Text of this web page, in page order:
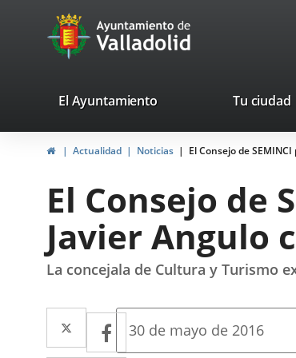
Portal
Web
Ayuntamiento
de
valladolid.es
El Ayuntamiento Tu ciudad
InicioActualidad Noticias El Consejo de
El Consejo de
Javier Angulo
La concejala de Cultura y Turismo
Twitter
Enlace
a
Facebook
Enlace
Fecha
30 de mayo de 2016